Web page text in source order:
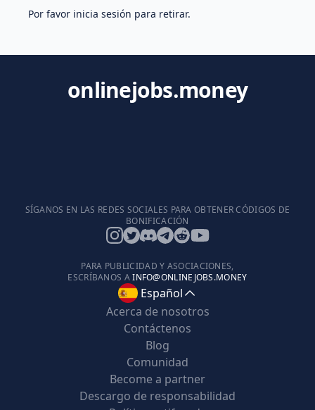
Por favor inicia sesión para retirar.
onlinejobs.money
SÍGANOS EN LAS REDES SOCIALES PARA OBTENER CÓDIGOS DE
BONIFICACIÓN
PARA PUBLICIDAD Y ASOCIACIONES,
ESCRÍBANOS AINFO@ONLINEJOBS.MONEY
Español
Acerca de nosotros
Contáctenos
Blog
Comunidad
Become a partner
Descargo de responsabilidad